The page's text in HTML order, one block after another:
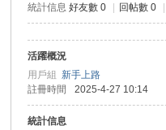
統計信息 好友數 0 回帖數 0
活躍概況
用戶組新手上路
註冊時間
2025-4-27 10:14
統計信息